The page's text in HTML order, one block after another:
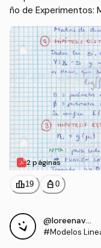
ño de Experimentos:
2 páginas
leaderboard19 personal_bag 0
#Modelos